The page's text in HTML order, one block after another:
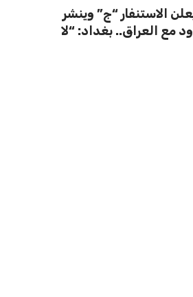
الاستنفار “ج” وينشر
مع العراق.. بغداد: “لا